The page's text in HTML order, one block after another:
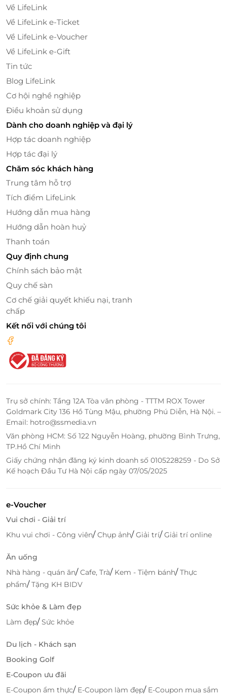
trở nên thuận tiện, tinh tế hơn bao giờ hết.
Chất lượng chuẩn quốc tế – An toàn tuyệt đối
xuất tại nhà máy đạt tiêu chuẩn
tế, đảm bảo chất lượng cao cấp và vệ sinh an toàn
thực phẩm. Bánh có
để bạn yên tâm lựa chọn làm quà tặng cho người
thân, khách hàng hay đối tác trong suốt mùa lễ
Moonlight Turned into a Gift – Ánh trăng hoá
thành quà tặng
Với tinh thần “Moonlight Turned into a Gift
Moon Giftboxkhông chỉ tạo ra những hộp bánh đẹp
mắt, mà còn khéo léo gói trọn những cảm xúc êm
đềm và ký ức ngọt ngào về mùa trăng năm cũ. Đó là
món quà không chỉ để trao tay, mà còn để lưu giữ –
thơ.
Mua hàng tiện lợi, ưu đãi hấp dẫn trên
LifeLink
hôm nay trên
dẫn , cùngdịch vụ giao hàng tiện lợi, nhanh chóng và
chu đáo. Chỉ vài thao tác đơn giản, món quà trọn vẹn
Misa Moon Giftbox Eternal Moonlove
tròn vẹn và những phút giây đoàn viên không thể
nào quên.
Truy cập ngay
đãi số lượng có hạn!
Về LifeLink
Về LifeLink e-Ticket
Về LifeLink e-Voucher
Về LifeLink e-Gift
Tin tức
Blog LifeLink
Cơ hội nghề nghiệp
Điều khoản sử dụng
Dành cho doanh nghiệp và đại lý
Hợp tác doanh nghiệp
Hợp tác đại lý
Chăm sóc khách hàng
Trung tâm hỗ trợ
Tích điểm LifeLink
Hướng dẫn mua hàng
Hướng dẫn hoàn huỷ
Thanh toán
Quy định chung
Chính sách bảo mật
Quy chế sàn
Cơ chế giải quyết khiếu nại, tranh
chấp
Kết nối với chúng tôi
Trụ sở chính: Tầng 12A Tòa văn phòng - TTTM ROX Tower
Goldmark City 136 Hồ Tùng Mậu, phường Phú Diễn, Hà Nội. –
Email: hotro@ssmedia.vn
Văn phòng HCM: Số 122 Nguyễn Hoàng, phường Bình Trưng,
TP.Hồ Chí Minh
Giấy chứng nhận đăng ký kinh doanh số 0105228259 - Do Sở
Kế hoạch Đầu Tư Hà Nội cấp ngày 07/05/2025
e-Voucher
Vui chơi - Giải trí
Khu vui chơi - Công viên/Chụp ảnh/Giải trí/Giải trí online
Ăn uống
Nhà hàng - quán ăn/Cafe, Trà/ Kem - Tiệm bánh/Thực
phẩm/Tặng KH BIDV
Sức khỏe & Làm đẹp
Làm đẹp/Sức khỏe
Du lịch - Khách sạn
Booking Golf
E-Coupon ưu đãi
E-Coupon ẩm thực/ E-Coupon làm đẹp/ E-Coupon mua sắm